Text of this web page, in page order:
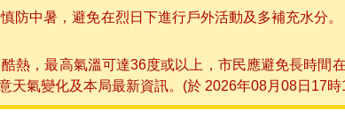
防中暑，避免在烈日下進行戶外活動及多補充水分
熱，最高氣溫可達36度或以上，市民應避免長時間
天氣變化及本局最新資訊。(於 2026年08月08日17時